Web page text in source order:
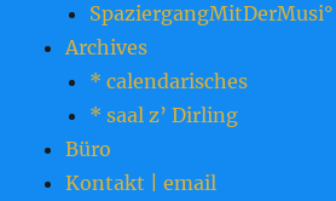
SpaziergangMitDerMusi°
Archives
* calendarisches
* saal z’ Dirling
Büro
Kontakt | email